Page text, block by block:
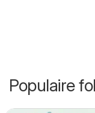
Populaire